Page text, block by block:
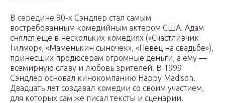
В середине 90-х Сэндлер стал самым
востребованным комедийным актером США. Адам
снялся еще в нескольких комедиях («Счастливчик
Гилмор», «Маменькин сыночек», «Певец на свадьбе»),
принесших продюсерам огромные деньги, а ему —
всемирную славу и любовь зрителей. В 1999
Сэндлер основал кинокомпанию Happy Madison.
Двадцать лет создавал комедии со своим участием,
для которых сам же писал тексты и сценарии.